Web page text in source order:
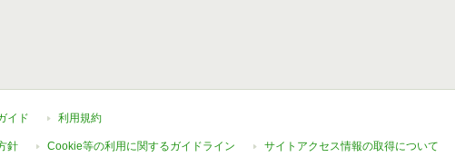
イド 利用規約
針 Cookie等の利用に関するガイドライン サイトアクセス情報の取得について